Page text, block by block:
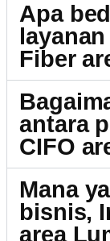
Apa
Fiber
antara
CIFO
Mana
bisnis,
area